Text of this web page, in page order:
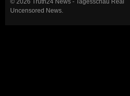
© 2026 Truth24 News - Tagesschau Real
Uncensored News.